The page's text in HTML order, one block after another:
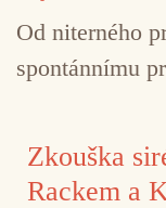
Od niterného
spontánnímu
Zkouška
Rackem a